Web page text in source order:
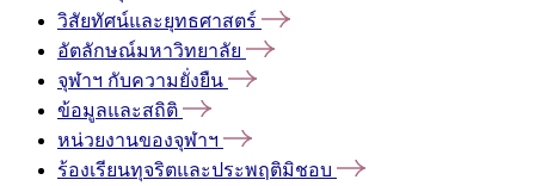
วิสัยทัศน์และยุทธศาสตร์
อัตลักษณ์มหาวิทยาลัย
จุฬาฯ กับความยั่งยืน
ข้อมูลและสถิติ
หน่วยงานของจุฬาฯ
ร้องเรียนทุจริตและประพฤติมิชอบ